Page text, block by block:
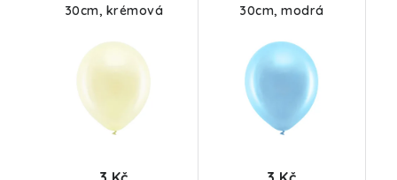
30cm, krémová
30cm, modrá